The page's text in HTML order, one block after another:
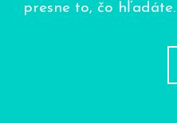
presne to, čo